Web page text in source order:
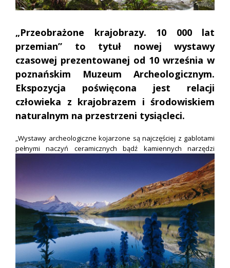
„Przeobrażone krajobrazy. 10 000 lat
przemian” to tytuł nowej wystawy
czasowej prezentowanej od 10 września w
poznańskim Muzeum Archeologicznym.
Ekspozycja poświęcona jest relacji
człowieka z krajobrazem i środowiskiem
naturalnym na przestrzeni tysiącleci.
„Wystawy archeologiczne kojarzone są najczęściej z gablotami
pełnymi naczyń ceramicznych bądź kamiennych narzędzi